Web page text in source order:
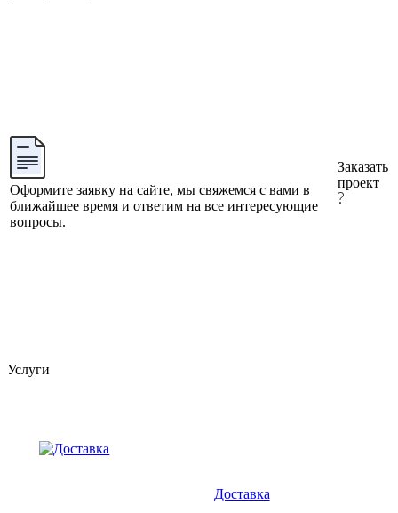
Оформите заявку на сайте, мы свяжемся с вами в
ближайшее время и ответим на все интересующие
вопросы.
Заказать
проект
Услуги
Доставка